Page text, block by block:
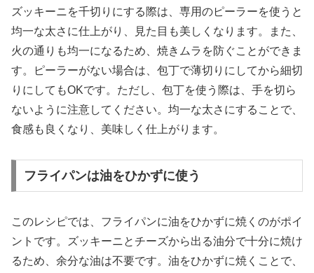
ズッキーニを千切りにする際は、専用のピーラーを使うと
均一な太さに仕上がり、見た目も美しくなります。また、
火の通りも均一になるため、焼きムラを防ぐことができま
す。ピーラーがない場合は、包丁で薄切りにしてから細切
りにしてもOKです。ただし、包丁を使う際は、手を切ら
ないように注意してください。均一な太さにすることで、
食感も良くなり、美味しく仕上がります。
フライパンは油をひかずに使う
このレシピでは、フライパンに油をひかずに焼くのがポイ
ントです。ズッキーニとチーズから出る油分で十分に焼け
るため、余分な油は不要です。油をひかずに焼くことで、